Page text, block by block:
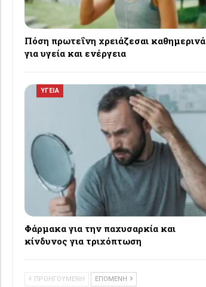
Πόση πρωτεΐνη χρειάζεσαι καθημερινά
για υγεία και ενέργεια
ΥΓΕΙΑ
Φάρμακα για την παχυσαρκία και
κίνδυνος για τριχόπτωση
ΠΡΟΗΓΟΥΜΕΝΗ ΕΠΟΜΕΝΗ